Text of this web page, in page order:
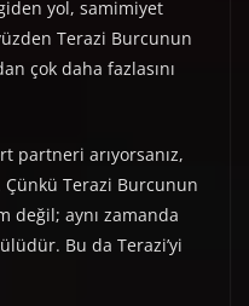
yol, samimiyet
Terazi Burcunun
çok daha fazlasını
partneri arıyorsanız,
Terazi Burcunun
değil; aynı zamanda
Bu da Terazi’yi